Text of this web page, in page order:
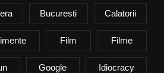
Bucuresti Calatorii
Film Filme
Google Idiocracy